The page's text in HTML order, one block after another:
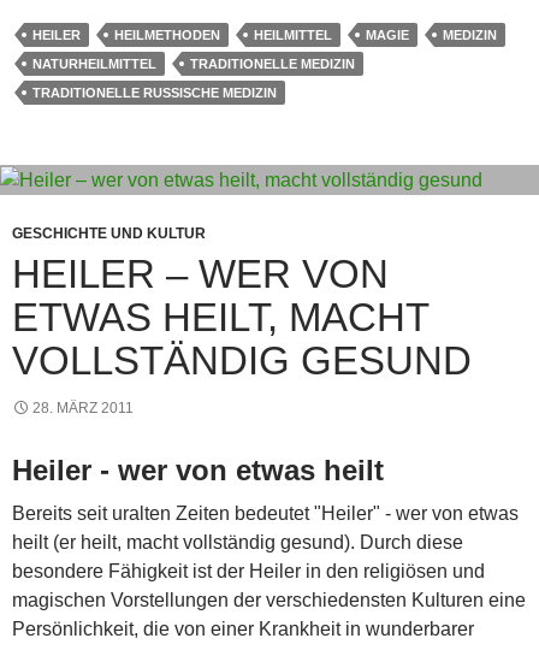
c
e
b
o
k
er
e
st
at
s
A
p
ail e
ss
a
ss
e
er
e
HEILER HEILMETHODEN HEILMITTEL MAGIE
MEDIZIN
NATURHEILMITTEL
TRADITIONELLE MEDIZIN
TRADITIONELLE RUSSISCHE MEDIZIN
GESCHICHTE UND KULTUR
HEILER – WER VON
ETWAS HEILT, MACHT
VOLLSTÄNDIG GESUND
28. MÄRZ 2011
Heiler - wer von etwas heilt
Bereits seit uralten Zeiten bedeutet "Heiler" - wer von etwas
heilt (er heilt, macht vollständig gesund). Durch diese
besondere Fähigkeit ist der Heiler in den religiösen und
magischen Vorstellungen der verschiedensten Kulturen eine
Persönlichkeit, die von einer Krankheit in wunderbarer